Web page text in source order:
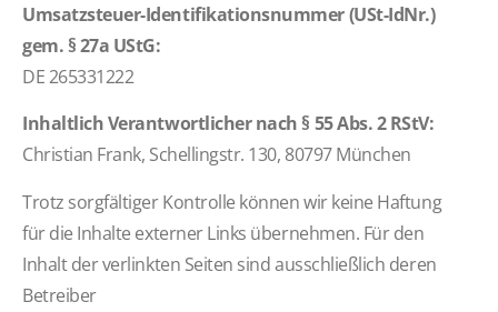
Umsatzsteuer-Identifikationsnummer (USt-IdNr.)
gem. § 27a UStG:
DE 265331222
Inhaltlich Verantwortlicher nach § 55 Abs. 2 RStV:
Christian Frank, Schellingstr. 130, 80797 München
Trotz sorgfältiger Kontrolle können wir keine Haftung
für die Inhalte externer Links übernehmen. Für den
Inhalt der verlinkten Seiten sind ausschließlich deren
Betreiber